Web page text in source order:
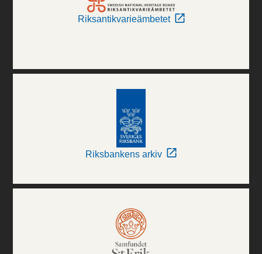
Riksantikvarieämbetet
Riksbankens arkiv